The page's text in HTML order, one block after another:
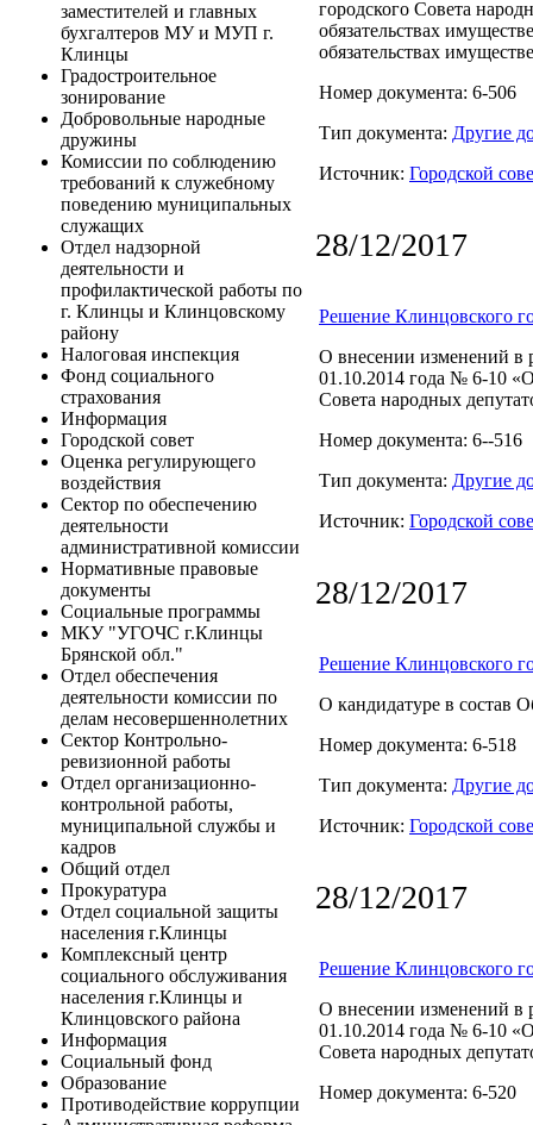
заместителей и главных
бухгалтеров МУ и МУП г.
Клинцы
Градостроительное
зонирование
Добровольные народные
дружины
Комиссии по соблюдению
требований к служебному
поведению муниципальных
служащих
Отдел надзорной
деятельности и
профилактической работы по
г. Клинцы и Клинцовскому
району
Налоговая инспекция
Фонд социального
страхования
Информация
Городской совет
Оценка регулирующего
воздействия
Сектор по обеспечению
деятельности
административной комиссии
Нормативные правовые
документы
Социальные программы
МКУ "УГОЧС г.Клинцы
Брянской обл."
Отдел обеспечения
деятельности комиссии по
делам несовершеннолетних
Сектор Контрольно-
ревизионной работы
Отдел организационно-
контрольной работы,
муниципальной службы и
кадров
Общий отдел
Прокуратура
Отдел социальной защиты
населения г.Клинцы
Комплексный центр
социального обслуживания
населения г.Клинцы и
Клинцовского района
Информация
Социальный фонд
Образование
Противодействие коррупции
городского Совета
обязательствах
обязательствах
Номер документа: 6-506
Тип документа: Другие
Источник: Городской
28/12/2017
Решение Клинцовского
О внесении изменений в
01.10.2014 года № 6-10
Совета народных
Номер документа: 6--516
Тип документа: Другие
Источник: Городской
28/12/2017
Решение Клинцовского
О кандидатуре в состав
Номер документа: 6-518
Тип документа: Другие
Источник: Городской
28/12/2017
Решение Клинцовского
О внесении изменений в
01.10.2014 года № 6-10
Совета народных
Номер документа: 6-520